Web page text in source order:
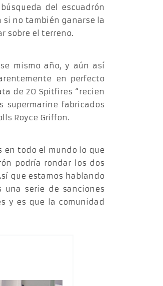
del escuadrón
no también ganarse la
sobre el terreno.
mismo año, y aún así
en perfecto
de 20 Spitfires “recien
supermarine fabricados
Royce Griffon.
en todo el mundo lo que
podría rondar los dos
que estamos hablando
serie de sanciones
y es que la comunidad